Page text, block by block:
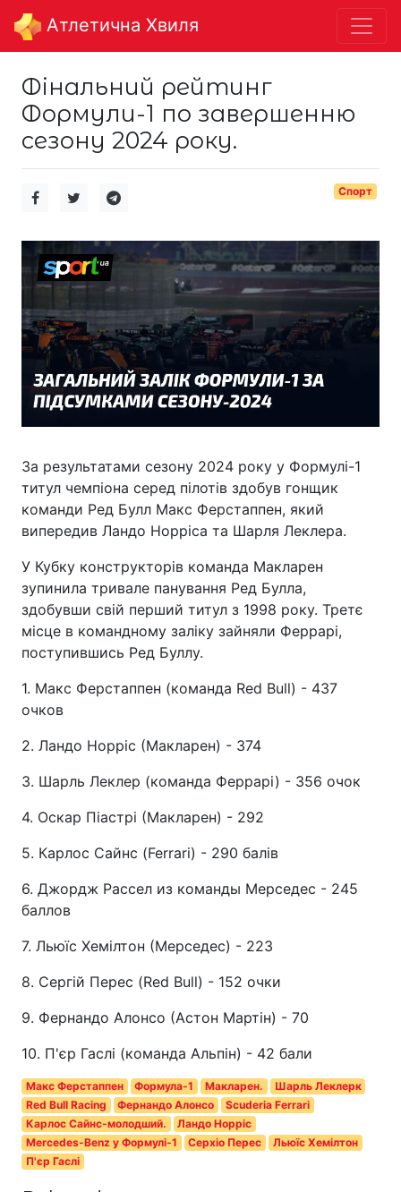
Aтлетична Хвиля
Фінальний рейтинг
Формули-1 по завершенню
сезону 2024 року.
Спорт
За результатами сезону 2024 року у Формулі-1
титул чемпіона серед пілотів здобув гонщик
команди Ред Булл Макс Ферстаппен, який
випередив Ландо Норріса та Шарля Леклера.
У Кубку конструкторів команда Макларен
зупинила тривале панування Ред Булла,
здобувши свій перший титул з 1998 року. Третє
місце в командному заліку зайняли Феррарі,
поступившись Ред Буллу.
1. Макс Ферстаппен (команда Red Bull) - 437
очков
2. Ландо Норріс (Макларен) - 374
3. Шарль Леклер (команда Феррарі) - 356 очок
4. Оскар Піастрі (Макларен) - 292
5. Карлос Сайнс (Ferrari) - 290 балів
6. Джордж Рассел из команды Мерседес - 245
баллов
7. Льюїс Хемілтон (Мерседес) - 223
8. Сергій Перес (Red Bull) - 152 очки
9. Фернандо Алонсо (Астон Мартін) - 70
10. П'єр Гаслі (команда Альпін) - 42 бали
Макс Ферстаппен Формула-1 Макларен.
Шарль Леклерк
Red Bull Racing
Фернандо Алонсо
Scuderia Ferrari
Карлос Сайнс-молодший.
Ландо Норріс
Mercedes-Benz у Формулі-1
Серхіо Перес
Льюїс Хемілтон
П'єр Гаслі